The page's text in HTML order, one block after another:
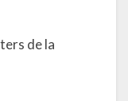
de la